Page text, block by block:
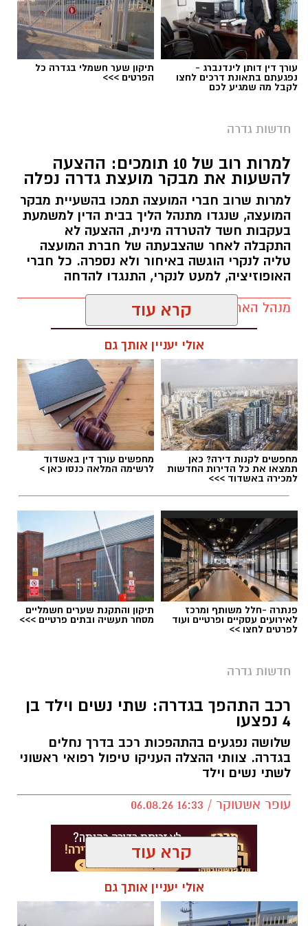
עורך דין דותן לינדנברג -
נפגעתם בתאונת דרכים לחצו
לקבל מה שמגיע לכם
תיקון שער חשמלי בגדרה כל
הפרטים >>>
חדשות גדרה
למרות רוב של 10 תומכים: ההצעה
להשעות את מבקר מועצת גדרה נפלה
למרות שרוב חברי המועצה תמכו בהשעיית מבקר
המועצה, שנגדו מתנהל הליך בבית הדין למשמעת
בעקבות חשד להטרדה מינית, ההצעה לא
התקבלה לאחר שהצבעתה של חברת המועצה
טליה לנקרי הוגשה באיחור ולא נספרה. כל חברי
האופוזיציה, למעט לנקרי, התנגדו להדחה
מנהל האתר / 17:29 06.08.26
תגים:מועצה מקומית גדרה,
הדחת מבקר המועצה
המקומית גדרה
בניין המועצה המקומית גדרה
ההצעה להשעות את מבקר מועצת גדרה, שנגדו
מתנהל הליך בבית הדין למשמעת בעקבות חשד
להטרדה מינית, נפלה היום (חמישי), למרות שרוב
חברי המועצה תמכו בהדחתו.
במהלך ההצבעה תמכו 10 חברי מועצה בהשעיית
המבקר, בעוד ארבעה התנגדו. בין המתנגדים היו כל
חברי האופוזיציה, למעט חברת המועצה טליה
לנקרי, שבחרה לתמוך בהשעייה. עם זאת,
לאחר המועד שנקבע לסיום ההצבעה - ולכן לא
נספרה.
קרא עוד
אולי יעניין אותך גם
מחפשים לקנות דירה? כאן
תמצאו את כל הדירות החדשות
למכירה באשדוד >>>
מחפשים עורך דין באשדוד
לרשימה המלאה כנסו כאן >
פנתרה -חלל משותף ומרכז
לאירועים עסקיים ופרטיים ועוד
לפרטים לחצו >>
תיקון והתקנת שערים חשמליים
מסחר תעשיה ובתים פרטיים >>>
חדשות גדרה
רכב התהפך בגדרה: שתי נשים וילד בן
4 נפצעו
שלושה נפגעים בהתהפכות רכב בדרך נחלים
בגדרה. צוותי ההצלה העניקו טיפול רפואי ראשוני
לשתי נשים וילד
עופר אשטוקר / 16:33 06.08.26
תגים:תאונת דרכים בגדרה
קרא עוד
אולי יעניין אותך גם